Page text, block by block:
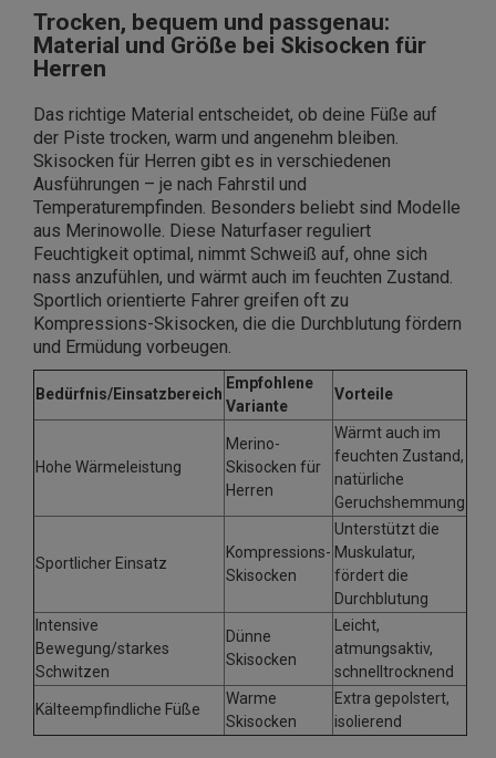
Trocken, bequem und passgenau:
Material und Größe bei Skisocken für
Herren
Das richtige Material entscheidet, ob deine Füße auf
der Piste trocken, warm und angenehm bleiben.
Skisocken für Herren gibt es in verschiedenen
Ausführungen – je nach Fahrstil und
Temperaturempfinden. Besonders beliebt sind Modelle
aus Merinowolle. Diese Naturfaser reguliert
Feuchtigkeit optimal, nimmt Schweiß auf, ohne sich
nass anzufühlen, und wärmt auch im feuchten Zustand.
Sportlich orientierte Fahrer greifen oft zu
Kompressions-Skisocken, die die Durchblutung fördern
und Ermüdung vorbeugen.
Bedürfnis/Einsatzbereich
Empfohlene
Variante
Vorteile
Hohe Wärmeleistung
Merino-
Skisocken für
Herren
Wärmt auch im
feuchten Zustand,
natürliche
Geruchshemmung
Sportlicher Einsatz
Kompressions-
Skisocken
Unterstützt die
Muskulatur,
fördert die
Durchblutung
Intensive
Bewegung/starkes
Schwitzen
Dünne
Skisocken
Leicht,
atmungsaktiv,
schnelltrocknend
Kälteempfindliche Füße
Warme
Skisocken
Extra gepolstert,
isolierend